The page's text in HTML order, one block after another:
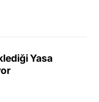
Yasa